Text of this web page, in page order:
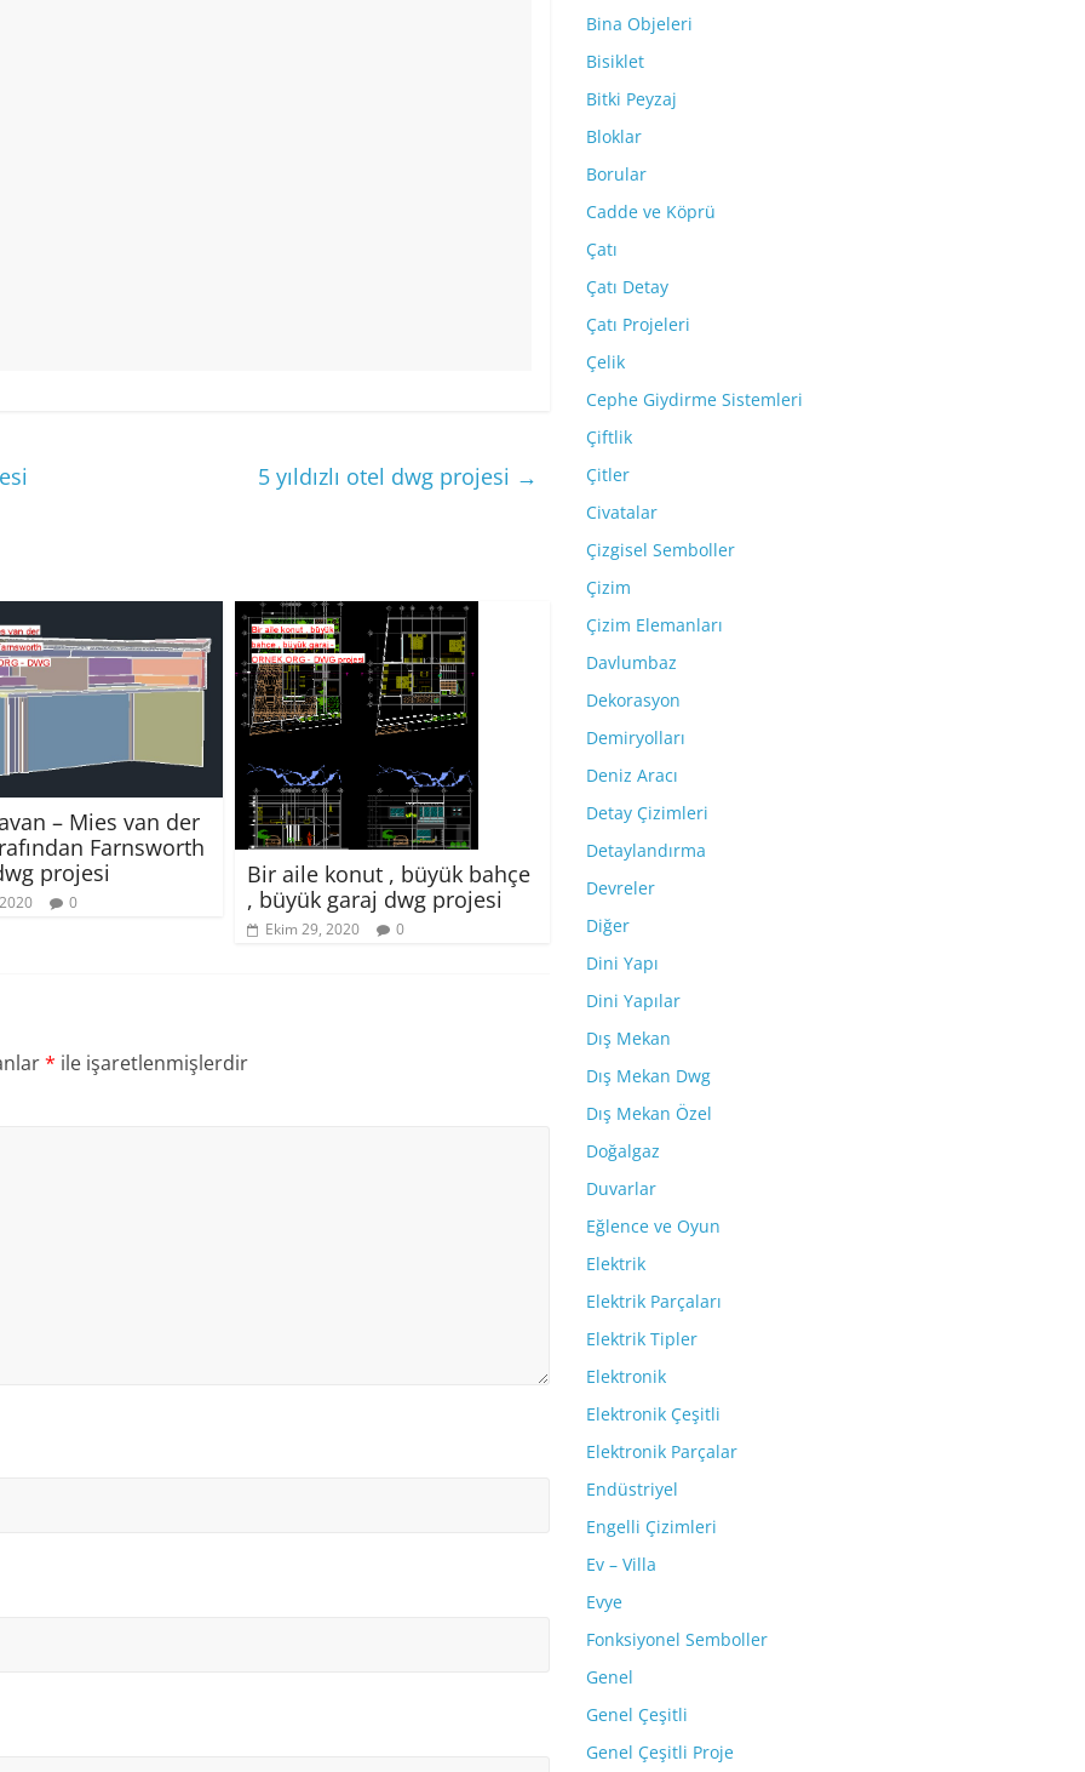
5 yıldızlı otel dwg projesi →
– Mies van der
Farnsworth
projesi
0
Bir aile konut , büyük bahçe
, büyük garaj dwg projesi
Ekim 29, 2020 0
* ile işaretlenmişlerdir
Bina Objeleri
Bisiklet
Bitki Peyzaj
Bloklar
Borular
Cadde ve Köprü
Çatı
Çatı Detay
Çatı Projeleri
Çelik
Cephe Giydirme Sistemleri
Çiftlik
Çitler
Civatalar
Çizgisel Semboller
Çizim
Çizim Elemanları
Davlumbaz
Dekorasyon
Demiryolları
Deniz Aracı
Detay Çizimleri
Detaylandırma
Devreler
Diğer
Dini Yapı
Dini Yapılar
Dış Mekan
Dış Mekan Dwg
Dış Mekan Özel
Doğalgaz
Duvarlar
Eğlence ve Oyun
Elektrik
Elektrik Parçaları
Elektrik Tipler
Elektronik
Elektronik Çeşitli
Elektronik Parçalar
Endüstriyel
Engelli Çizimleri
Ev – Villa
Evye
Fonksiyonel Semboller
Genel
Genel Çeşitli
Genel Çeşitli Proje